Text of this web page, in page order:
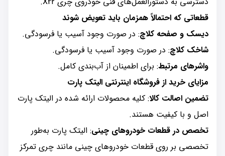
قطعاتی که احتمالاً همزمان باید تعویض شوند
دیسک و صفحه کلاچ: در صورت وجود آسیب یا فرسودگی.
شاخک کلاچ: در صورت وجود آسیب یا فرسودگی.
واشرهای مرتبط: برای اطمینان از آب‌بندی کامل.
مزایای خرید از فروشگاه اینترنتی الیتک پارت
تضمین اصالت کالا: کلیه محصولات ارائه شده در الیتک پارت
اصل و با کیفیت هستند.
تخصص در قطعات خودروهای چینی: الیتک پارت به‌طور
تخصصی بر روی قطعات خودروهای چینی مانند چری تمرکز